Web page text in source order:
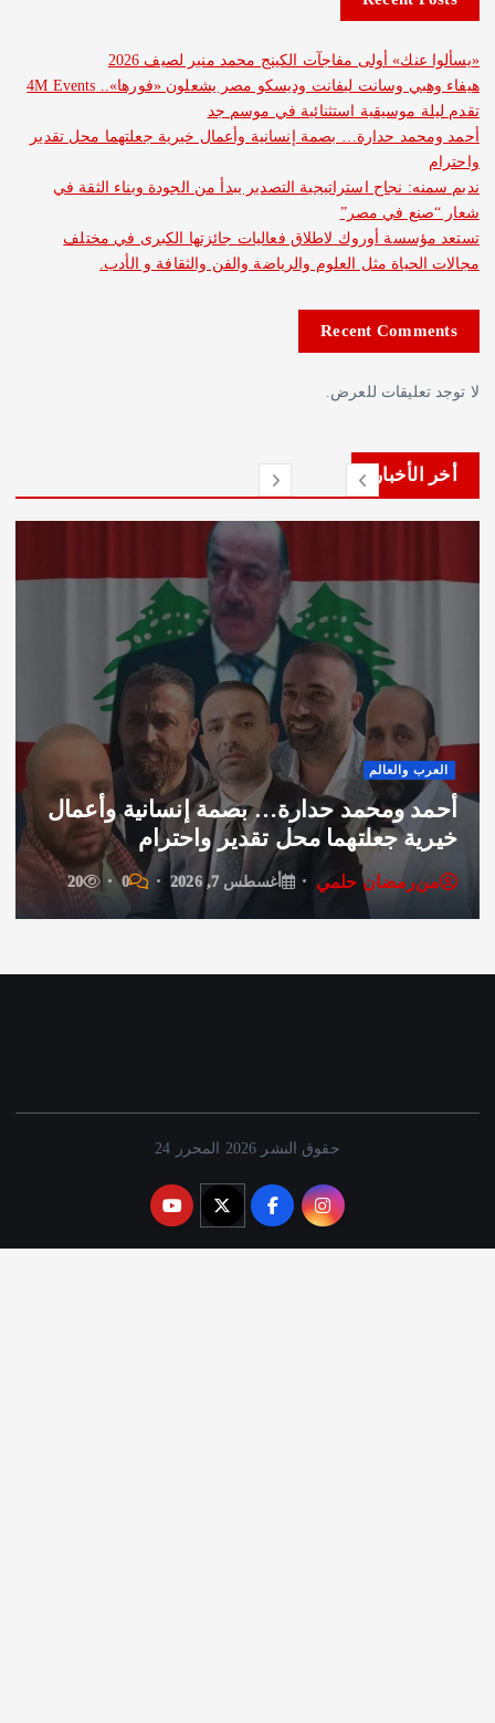
أولى مفاجآت الكينج محمد منير لصيف 2026
هيفاء وهبي وسانت ليفانت وديسكو مصر يشعلون «فورها».. 4M Events
موسيقية استثنائية في موسم جد
حدارة… بصمة إنسانية وأعمال خيرية جعلتهما محل تقدير
نجاح استراتيجية التصدير يبدأ من الجودة وبناء الثقة في
في مصر”
أوروك لاطلاق فعاليات جائزتها الكبرى في مختلف
مثل العلوم والرياضة والفن والثقافة و الأدب.
Recent
للعرض.
ومحمد حدارة… بصمة إنسانية وأعمال
جعلتهما محل تقدير واحترام
رمضان حلمي أغسطس 7, 2026 0
20 من
حقوق النشر 2026 المحرر 24